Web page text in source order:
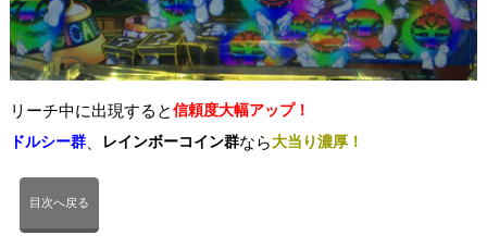
リーチ中に出現すると信頼度大幅アップ！
ドルシー群、 レインボーコイン群なら大当り濃厚！
目次へ戻る